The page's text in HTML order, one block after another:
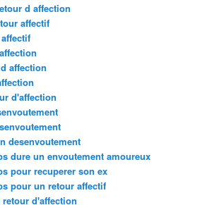
d affection
affectif
affection
d'affection
desenvoutement
dure un envoutement amoureux
pour recuperer son ex
pour un retour affectif
d'affection